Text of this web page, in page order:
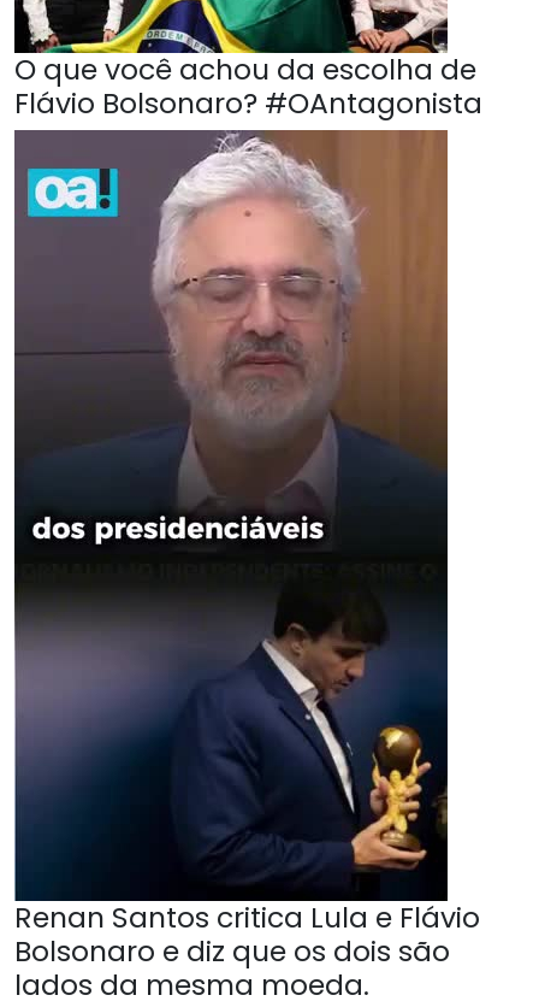
O que você achou da escolha de
Flávio Bolsonaro? #OAntagonista
Renan Santos critica Lula e Flávio
Bolsonaro e diz que os dois são
lados da mesma moeda.